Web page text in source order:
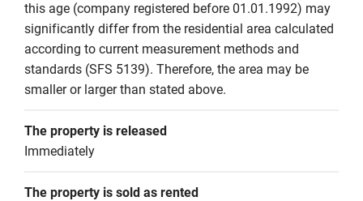
this age (company registered before 01.01.1992) may
significantly differ from the residential area calculated
according to current measurement methods and
standards (SFS 5139). Therefore, the area may be
smaller or larger than stated above.
The property is released
Immediately
The property is sold as rented